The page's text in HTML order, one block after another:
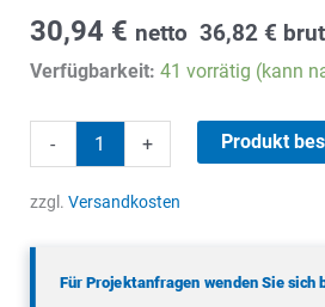
30,94 € netto 36,82 €
Verfügbarkeit: 41 vorrätig (kann
-
Wandantenne
Menge
+ Produkt
zzgl. Versandkosten
Für Projektanfragen wenden Sie sich